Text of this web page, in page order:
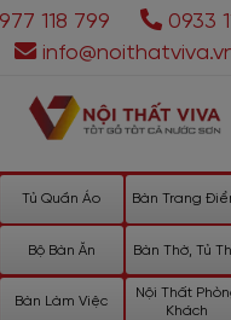
118 799
0933
Tủ Quần Áo Bàn Trang
Bộ Bàn Ăn Bàn Thờ, Tủ
Bàn Làm Việc
Nội Thất
Khách